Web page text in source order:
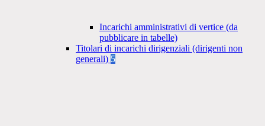
Incarichi amministrativi di vertice (da
pubblicare in tabelle)
Titolari di incarichi dirigenziali (dirigenti non
generali) 5